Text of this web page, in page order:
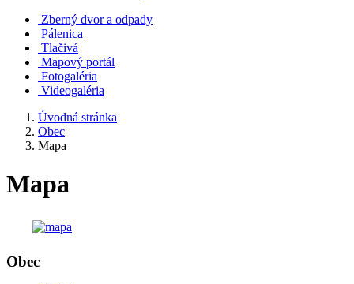
Zberný dvor a odpady
Pálenica
Tlačivá
Mapový portál
Fotogaléria
Videogaléria
Úvodná stránka
Obec
Mapa
Mapa
Obec